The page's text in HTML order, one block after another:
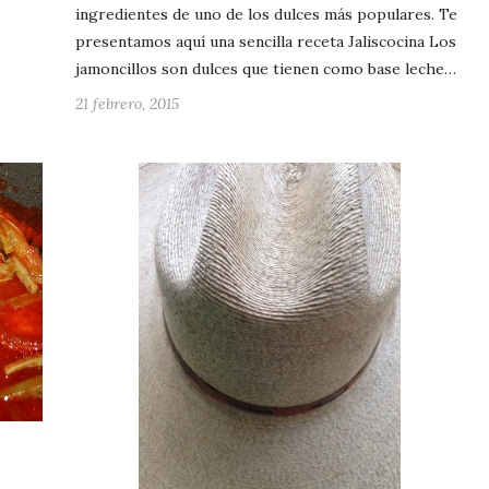
ingredientes de uno de los dulces más populares. Te
presentamos aquí una sencilla receta Jaliscocina Los
jamoncillos son dulces que tienen como base leche…
21 febrero, 2015